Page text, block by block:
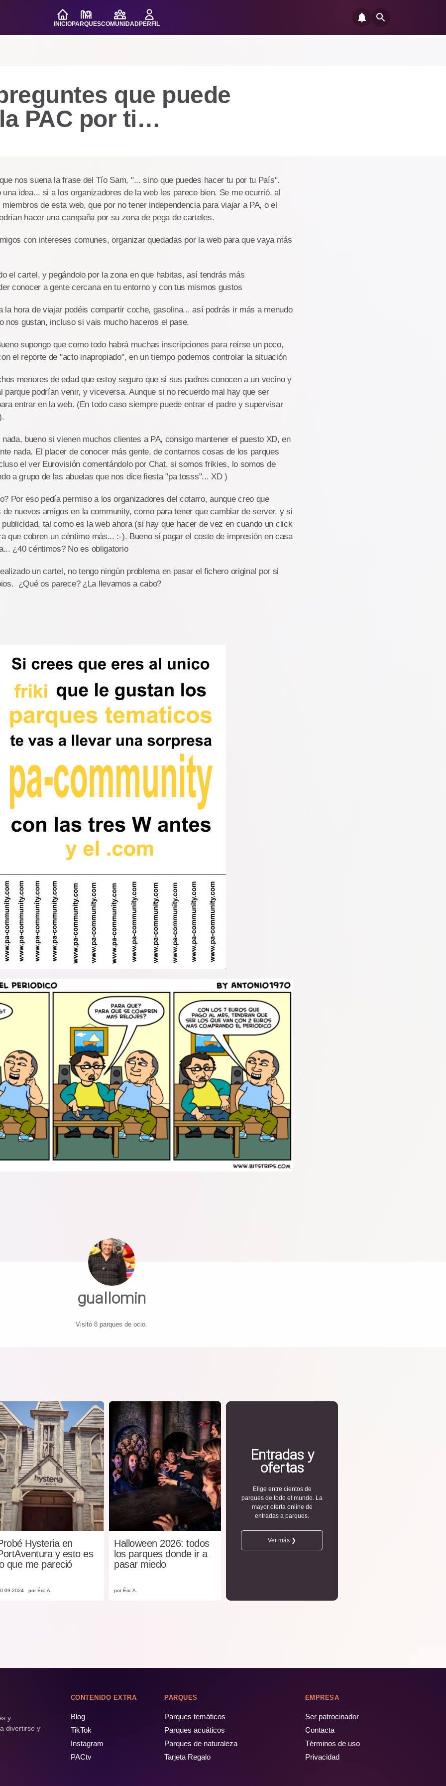
INICIOPARQUESCOMUNIDADPERFIL
que puede
PAC por ti…
nos suena la frase del Tío Sam, "... sino que puedes hacer tu por tu País".
una idea... si a los organizadores de la web les parece bien. Se me ocurrió, al
de esta web, que por no tener independencia para viajar a PA, o el
hacer una campaña por su zona de pega de carteles.
con intereses comunes, organizar quedadas por la web para que vaya más
el cartel, y pegándolo por la zona en que habitas, así tendrás más
conocer a gente cercana en tu entorno y con tus mismos gustos
la hora de viajar podéis compartir coche, gasolina... así podrás ir más a menudo
nos gustan, incluso si vais mucho haceros el pase.
supongo que como todo habrá muchas inscripciones para reírse un poco,
el reporte de "acto inapropiado", en un tiempo podemos controlar la situación
menores de edad que estoy seguro que si sus padres conocen a un vecino y
parque podrían venir, y viceversa. Aunque si no recuerdo mal hay que ser
entrar en la web. (En todo caso siempre puede entrar el padre y supervisar
nada, bueno si vienen muchos clientes a PA, consigo mantener el puesto XD, en
nada. El placer de conocer más gente, de contarnos cosas de los parques
el ver Eurovisión comentándolo por Chat, si somos frikies, lo somos de
a grupo de las abuelas que nos dice fiesta "pa tosss"... XD )
Por eso pedía permiso a los organizadores del cotarro, aunque creo que
nuevos amigos en la community, como para tener que cambiar de server, y si
tal como es la web ahora (si hay que hacer de vez en cuando un click
que cobren un céntimo más... :-). Bueno si pagar el coste de impresión en casa
¿40 céntimos? No es obligatorio
un cartel, no tengo ningún problema en pasar el fichero original por si
¿Qué os parece? ¿La llevamos a cabo?
guallomin
Visitó 8 parques de ocio.
Hysteria en
y esto es
que me pareció
09-2024 por Éric A.
Halloween 2026: todos
los parques donde ir a
pasar miedo
por Éric A.
Entradas y
ofertas
Elige entre cientos de
parques de todo el mundo. La
mayor oferta online de
entradas a parques.
Ver más ❯
y
divertirse y
CONTENIDO EXTRA
Blog
TikTok
Instagram
PACtv
PARQUES
Parques temáticos
Parques acuáticos
Parques de naturaleza
Tarjeta Regalo
EMPRESA
Ser patrocinador
Contacta
Términos de uso
Privacidad